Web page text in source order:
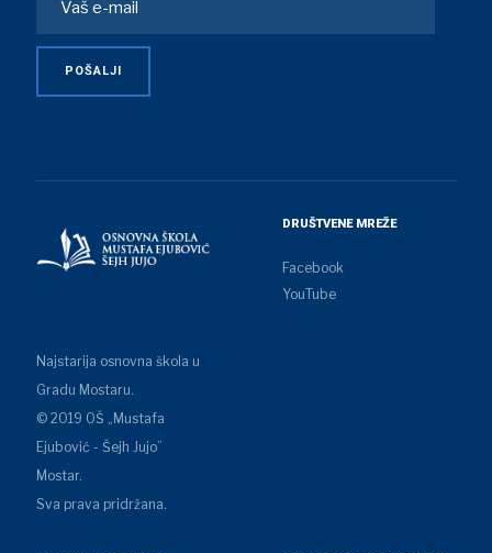
Najstarija osnovna škola u
Gradu Mostaru.
© 2019 OŠ „Mustafa
Ejubović - Šejh Jujo”
Mostar.
Sva prava pridržana.
DRUŠTVENE MREŽE
Facebook
YouTube